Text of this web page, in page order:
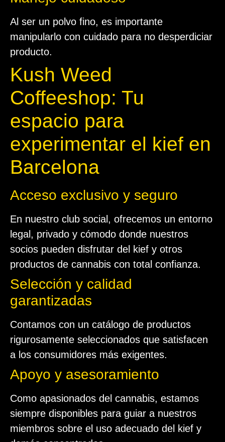
Al ser un polvo fino, es importante
manipularlo con cuidado para no desperdiciar
producto.
Kush Weed
Coffeeshop: Tu
espacio para
experimentar el kief en
Barcelona
Acceso exclusivo y seguro
En nuestro club social, ofrecemos un entorno
legal, privado y cómodo donde nuestros
socios pueden disfrutar del kief y otros
productos de cannabis con total confianza.
Selección y calidad
garantizadas
Contamos con un catálogo de productos
rigurosamente seleccionados que satisfacen
a los consumidores más exigentes.
Apoyo y asesoramiento
Como apasionados del cannabis, estamos
siempre disponibles para guiar a nuestros
miembros sobre el uso adecuado del kief y